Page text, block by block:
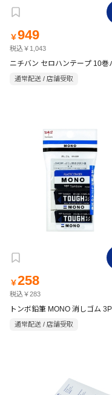
￥949
税込￥1,043
ニチバン セロハンテープ 10巻
通常配送 / 店舗受取
￥258
税込￥283
トンボ鉛筆 MONO 消しゴム 3P
通常配送 / 店舗受取